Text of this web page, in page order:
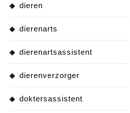
dieren
dierenarts
dierenartsassistent
dierenverzorger
doktersassistent